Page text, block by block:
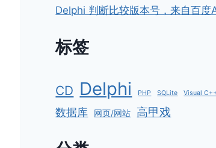
Delphi 判断比较版本号，来自百度
标签
CD Delphi PHP SQLite Visual
数据库 网页/网站 高甲戏